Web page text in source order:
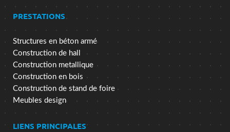
PRESTATIONS
Structures en béton armé
Construction de hall
Construction metallique
Construction en bois
Construction de stand de foire
Meubles design
LIENS PRINCIPALES